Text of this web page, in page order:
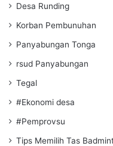
Desa Runding
Korban Pembunuhan
Panyabungan Tonga
rsud Panyabungan
Tegal
#Ekonomi desa
#Pemprovsu
Tips Memilih Tas